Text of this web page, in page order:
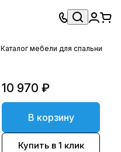
Каталог мебели для спальни
10 970 ₽
В корзину
Купить в 1 клик